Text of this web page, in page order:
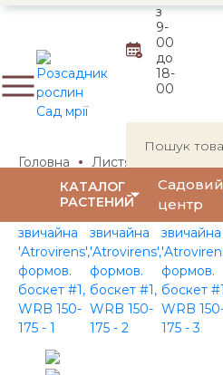
з
9-
00
до
18-
00
КАТАЛОГ
РАСТЕНИЙ
Садовий
центр
Головна Листяні чагарники